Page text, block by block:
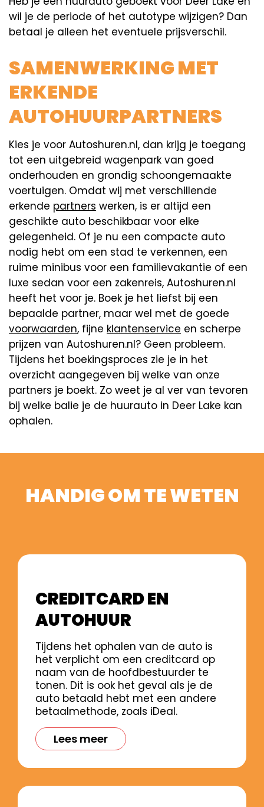
wil je de periode of het autotype wijzigen? Dan
betaal je alleen het eventuele prijsverschil.
SAMENWERKING MET
ERKENDE
AUTOHUURPARTNERS
Kies je voor Autoshuren.nl, dan krijg je toegang
tot een uitgebreid wagenpark van goed
onderhouden en grondig schoongemaakte
voertuigen. Omdat wij met verschillende
erkende partners werken, is er altijd een
geschikte auto beschikbaar voor elke
gelegenheid. Of je nu een compacte auto
nodig hebt om een stad te verkennen, een
ruime minibus voor een familievakantie of een
luxe sedan voor een zakenreis, Autoshuren.nl
heeft het voor je. Boek je het liefst bij een
bepaalde partner, maar wel met de goede
voorwaarden, fijne klantenservice en scherpe
prijzen van Autoshuren.nl? Geen probleem.
Tijdens het boekingsproces zie je in het
overzicht aangegeven bij welke van onze
partners je boekt. Zo weet je al ver van tevoren
bij welke balie je de huurauto in Deer Lake kan
ophalen.
HANDIG OM TE WETEN
CREDITCARD EN
AUTOHUUR
Tijdens het ophalen van de auto is
het verplicht om een creditcard op
naam van de hoofdbestuurder te
tonen. Dit is ook het geval als je de
auto betaald hebt met een andere
betaalmethode, zoals iDeal.
Lees meer